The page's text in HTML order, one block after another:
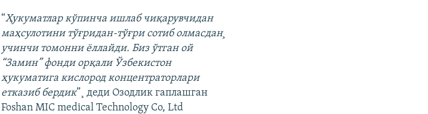
“Ҳукуматлар кўпинча ишлаб чиқарувчидан
маҳсулотини тўғридан-тўғри сотиб олмасдан¸
учинчи томонни ëллайди. Биз ўтган ой
“Замин” фонди орқали Ўзбекистон
ҳукуматига кислород концентраторлари
етказиб бердик”¸ деди Озодлик гаплашган
Foshan MIC medical Technology Co, Ltd